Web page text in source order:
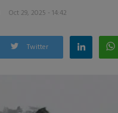
Oct 29, 2025 - 14:42
Twitter